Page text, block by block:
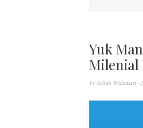
Yuk
Milenial
by Arifah Wulansari -